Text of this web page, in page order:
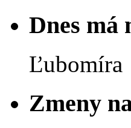
Dnes má
Ľubomíra
Zmeny